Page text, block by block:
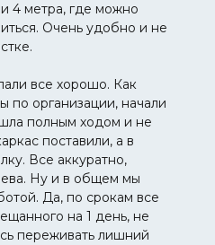
4 метра, где можно
Очень удобно и не
все хорошо. Как
по организации, начали
полным ходом и не
поставили, а в
Все аккуратно,
Ну и в общем мы
Да, по срокам все
на 1 день, не
переживать лишний